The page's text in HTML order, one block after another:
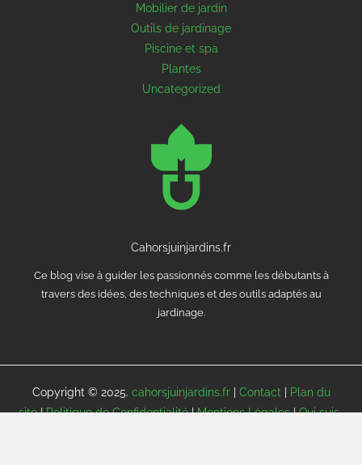
Mobilier de jardin
Outils de jardinage
Piscine et spa
Plantes
Uncategorized
Cahorsjuinjardins.fr
Ce blog vise à guider les passionnés comme les débutants à
travers des idées, des techniques et des outils adaptés au
jardinage.
Copyright © 2025. cahorsjuinjardins.fr| Contact|
Plan du
site|Politique de Confidentialité|Mentions Légales|Qui suis-